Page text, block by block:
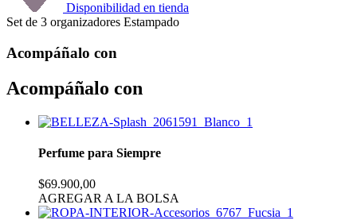
Disponibilidad en tienda
Set de 3 organizadores Estampado
Acompáñalo con
Acompáñalo con
Perfume para Siempre
$69.900,00
AGREGAR A LA BOLSA